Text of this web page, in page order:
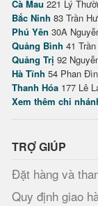
Cà Mau 221 Lý
Bắc Ninh 83 Trần
Phú Yên 30A
Quảng Bình 41
Quảng Trị 92
Hà Tĩnh 54 Phan
Thanh Hóa 177 Lê
Xem thêm chi
TRỢ GIÚP
Đặt hàng và
Quy định giao